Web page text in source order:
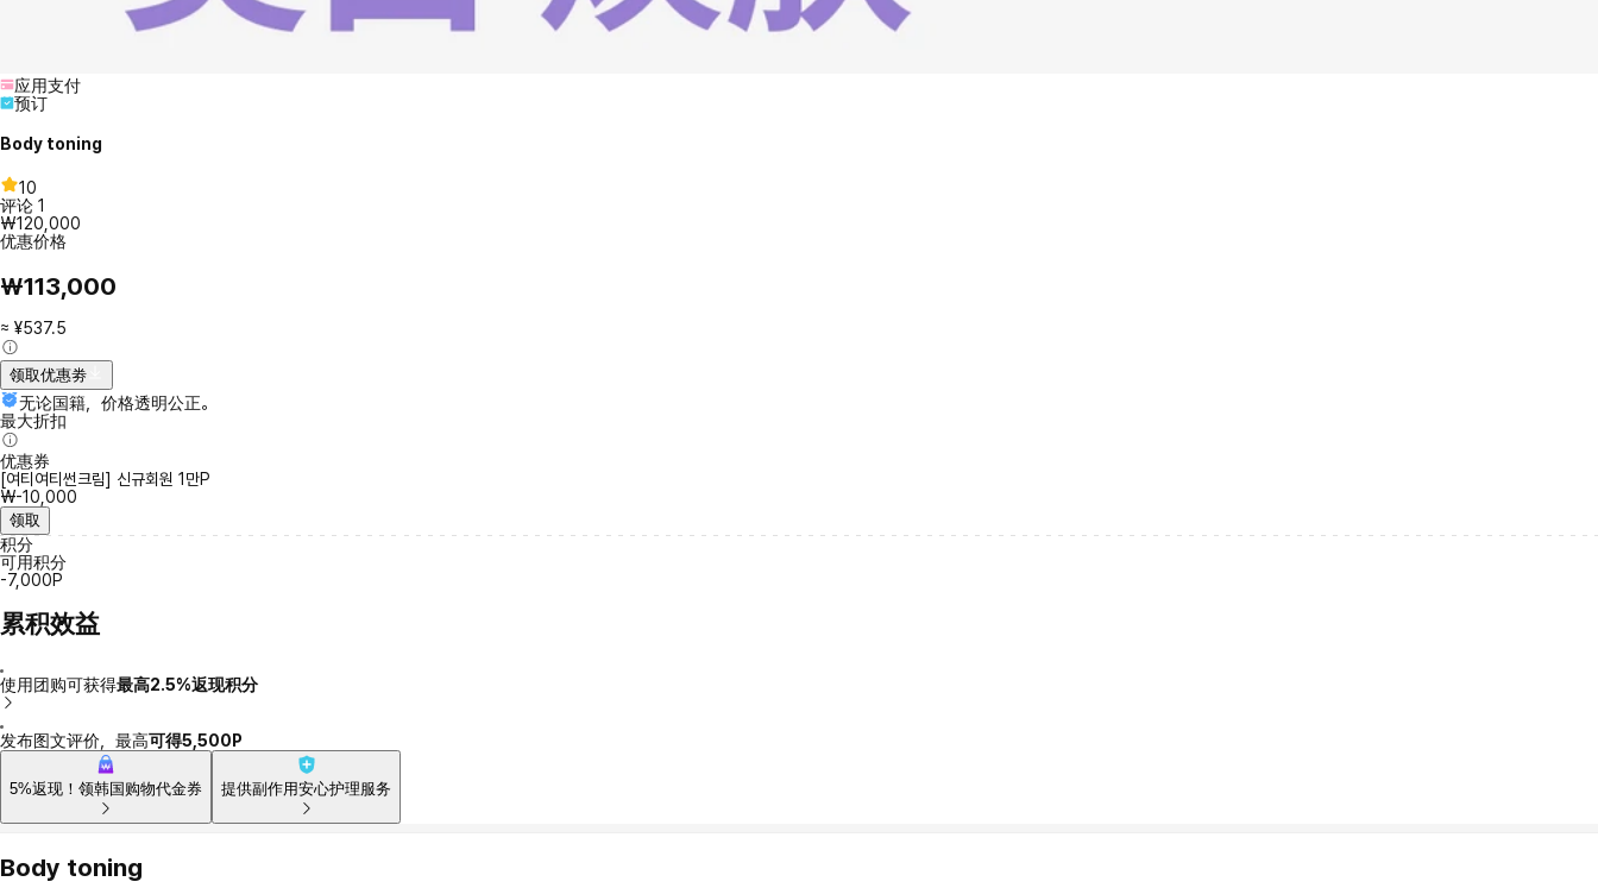
应用支付
预订
Body toning
10
评论 1
₩120,000
优惠价格
₩113,000
≈ ¥537.5
领取优惠劵
无论国籍，价格透明公正。
最大折扣
优惠券
[여티여티썬크림] 신규회원 1만P
₩-10,000
领取
积分
可用积分
-7,000P
累积效益
使用团购可获得最高2.5%返现积分
发布图文评价，最高可得5,500P
5%返现！领韩国购物代金券 提供副作用安心护理服务
Body toning